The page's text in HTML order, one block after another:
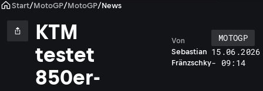
Start/MotoGP/MotoGP/News
KTM
testet
850er-
Sebastian
Fränzschky
Von
MOTOGP
15.06.2026
- 09:14